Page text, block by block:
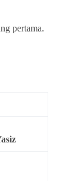
pertama.